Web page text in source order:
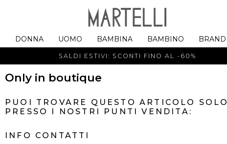
DONNA UOMO BAMBINA BAMBINO BRAND
SALDI ESTIVI: SCONTI FINO AL -60%
Only in boutique
PUOI TROVARE QUESTO ARTICOLO SOLO
PRESSO I NOSTRI PUNTI VENDITA:
INFO CONTATTI